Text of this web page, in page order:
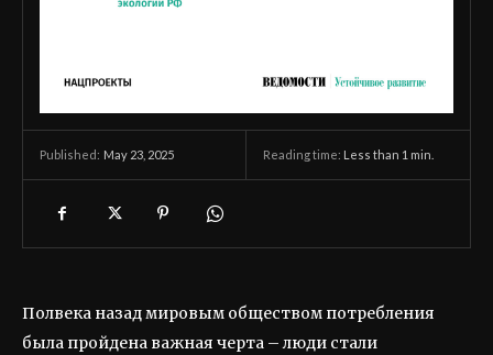
Published: May 23, 2025 Reading time: Less than 1 min.
Полвека назад мировым обществом потребления
была пройдена важная черта – люди стали